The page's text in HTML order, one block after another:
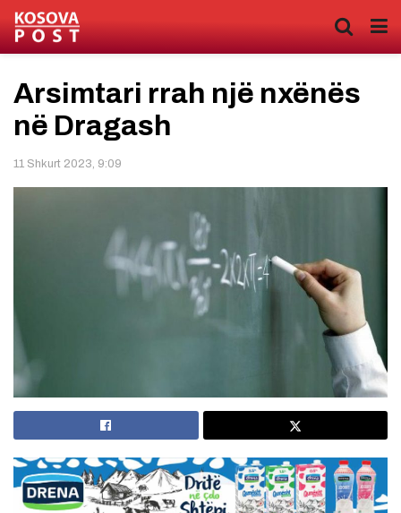
Arsimtari rrah një nxënës
në Dragash
11 Shkurt 2023, 9:09